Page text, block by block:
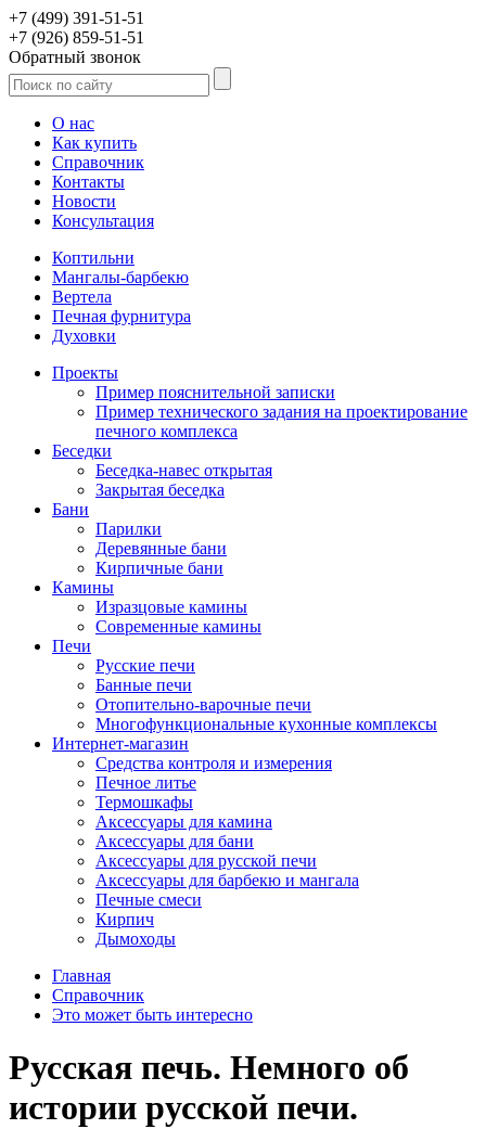
+7 (499) 391-51-51
+7 (926) 859-51-51
Обратный звонок
О нас
Как купить
Справочник
Контакты
Новости
Консультация
Коптильни
Мангалы-барбекю
Вертела
Печная фурнитура
Духовки
Проекты
Пример пояснительной записки
Пример технического задания на проектирование
печного комплекса
Беседки
Беседка-навес открытая
Закрытая беседка
Бани
Парилки
Деревянные бани
Кирпичные бани
Камины
Изразцовые камины
Современные камины
Печи
Русские печи
Банные печи
Отопительно-варочные печи
Многофункциональные кухонные комплексы
Интернет-магазин
Средства контроля и измерения
Печное литье
Термошкафы
Аксессуары для камина
Аксессуары для бани
Аксессуары для русской печи
Аксессуары для барбекю и мангала
Печные смеси
Кирпич
Дымоходы
Главная
Справочник
Это может быть интересно
Русская печь. Немного об
истории русской печи.